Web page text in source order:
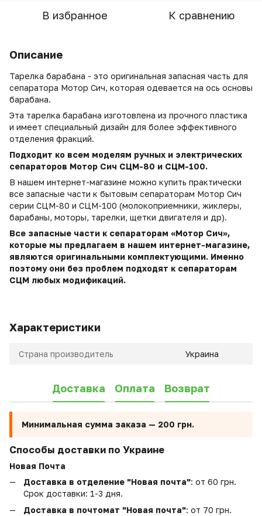
В избранное К сравнению
Описание
Тарелка барабана - это оригинальная запасная часть для
сепаратора Мотор Сич, которая одевается на ось основы
барабана.
Эта тарелка барабана изготовлена из прочного пластика
и имеет специальный дизайн для более эффективного
отделения фракций.
Подходит ко всем моделям ручных и электрических
сепараторов Мотор Сич СЦМ-80 и СЦМ-100.
В нашем интернет-магазине можно купить практически
все запасные части к бытовым сепараторам Мотор Сич
серии СЦМ-80 и СЦМ-100 (молокоприемники, жиклеры,
барабаны, моторы, тарелки, щетки двигателя и др).
Все запасные части к сепараторам «Мотор Сич»,
которые мы предлагаем в нашем интернет-магазине,
являются оригинальными комплектующими. Именно
поэтому они без проблем подходят к сепараторам
СЦМ любых модификаций.
Характеристики
Страна производитель Украина
Доставка Оплата Возврат
Минимальная сумма заказа — 200 грн.
Способы доставки по Украине
Новая Почта
Доставка в отделение "Новая почта": от 60 грн.
Срок доставки: 1-3 дня.
Доставка в почтомат "Новая почта": от 70 грн.